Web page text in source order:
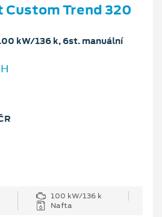
Custom Trend 320
kW/136 k, 6st. manuální
100 kW/136 k
Nafta